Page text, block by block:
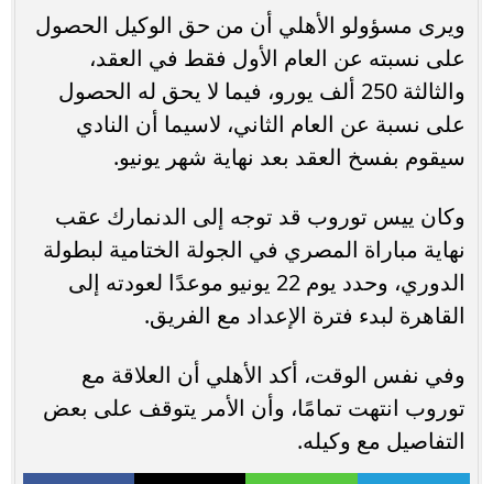
ويرى مسؤولو الأهلي أن من حق الوكيل الحصول
على نسبته عن العام الأول فقط في العقد،
والثالثة 250 ألف يورو، فيما لا يحق له الحصول
على نسبة عن العام الثاني، لاسيما أن النادي
سيقوم بفسخ العقد بعد نهاية شهر يونيو.
وكان ييس توروب قد توجه إلى الدنمارك عقب
نهاية مباراة المصري في الجولة الختامية لبطولة
الدوري، وحدد يوم 22 يونيو موعدًا لعودته إلى
القاهرة لبدء فترة الإعداد مع الفريق.
وفي نفس الوقت، أكد الأهلي أن العلاقة مع
توروب انتهت تمامًا، وأن الأمر يتوقف على بعض
التفاصيل مع وكيله.